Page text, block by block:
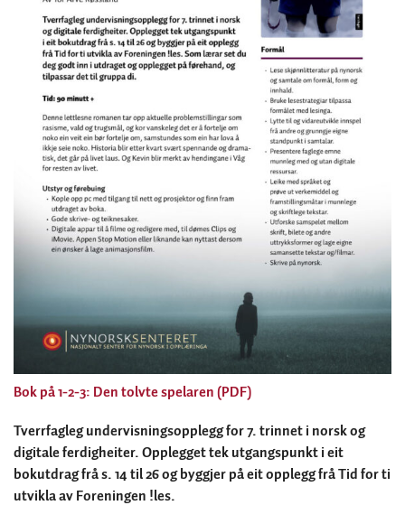
Bok på 1-2-3: Den tolvte spelaren (PDF)
Tverrfagleg undervisningsopplegg for 7. trinnet i norsk og
digitale ferdigheiter. Opplegget tek utgangspunkt i eit
bokutdrag frå s. 14 til 26 og byggjer på eit opplegg frå Tid for ti
utvikla av Foreningen !les.